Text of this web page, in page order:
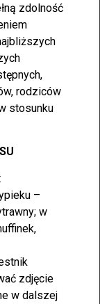
zdolność
rodziców
stosunku
–
w
zdjęcie
w dalszej